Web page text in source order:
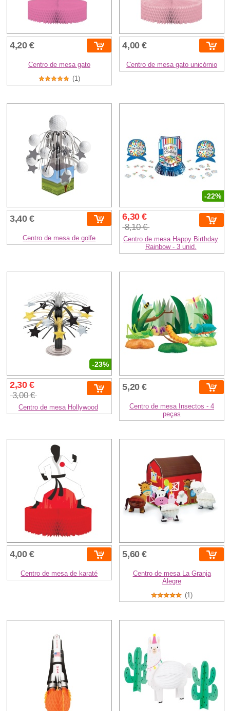
4,20 €
Centro de mesa gato
(1)
4,00 €
Centro de mesa gato unicórnio
3,40 €
Centro de mesa de golfe
-22%
6,30 €
8,10 €
Centro de mesa Happy Birthday
Rainbow - 3 unid.
-23%
2,30 €
3,00 €
Centro de mesa Hollywood
5,20 €
Centro de mesa Insectos - 4
peças
4,00 €
Centro de mesa de karaté
5,60 €
Centro de mesa La Granja
Alegre
(1)